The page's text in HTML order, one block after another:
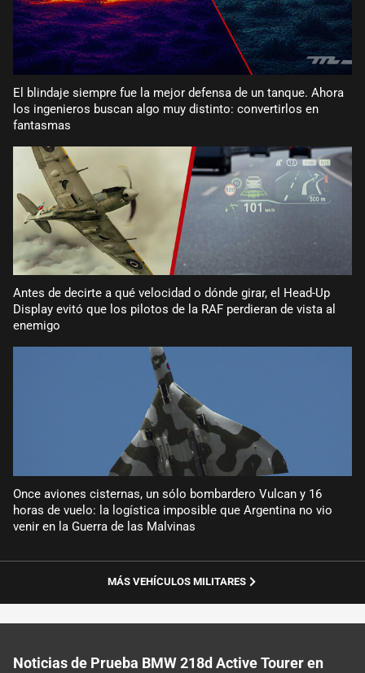
El blindaje siempre fue la mejor defensa de un tanque. Ahora
los ingenieros buscan algo muy distinto: convertirlos en
fantasmas
Antes de decirte a qué velocidad o dónde girar, el Head-Up
Display evitó que los pilotos de la RAF perdieran de vista al
enemigo
Once aviones cisternas, un sólo bombardero Vulcan y 16
horas de vuelo: la logística imposible que Argentina no vio
venir en la Guerra de las Malvinas
MÁS VEHÍCULOS MILITARES
Noticias de Prueba BMW 218d Active Tourer en